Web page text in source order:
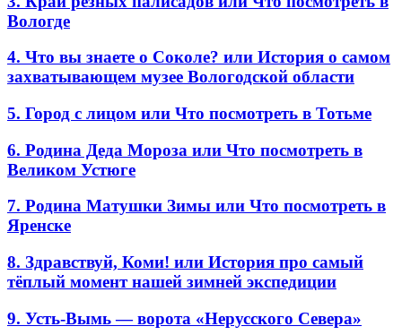
Вологде
4. Что вы знаете о Соколе? или История о самом
захватывающем музее Вологодской области
5. Город с лицом или Что посмотреть в Тотьме
6. Родина Деда Мороза или Что посмотреть в
Великом Устюге
7. Родина Матушки Зимы или Что посмотреть в
Яренске
8. Здравствуй, Коми! или История про самый
тёплый момент нашей зимней экспедиции
9. Усть-Вымь — ворота «Нерусского Севера»